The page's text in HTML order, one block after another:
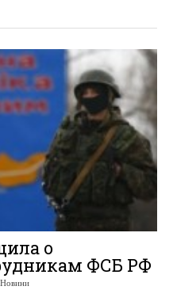
о
ФСБ РФ
Новини